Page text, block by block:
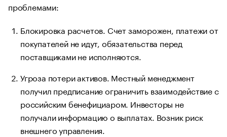
проблемами:
Блокировка расчетов. Счет заморожен, платежи от
покупателей не идут, обязательства перед
поставщиками не исполняются.
Угроза потери активов. Местный менеджмент
получил предписание ограничить взаимодействие с
российским бенефициаром. Инвесторы не
получали информацию о выплатах. Возник риск
внешнего управления.